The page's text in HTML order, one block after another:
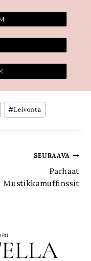
#Leivonta
SEURAAVA
Parhaat
Mustikkamuffinssit